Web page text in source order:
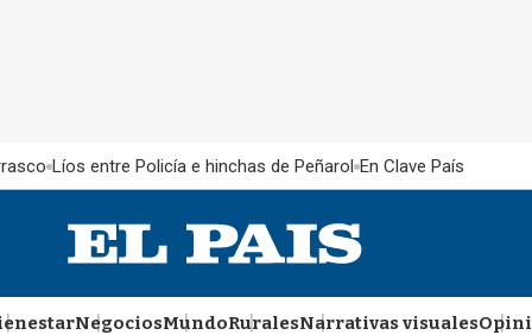
Líos entre Policía e hinchas de Peñarol En Clave País
NegociosMundoRuralesNarrativas visuales